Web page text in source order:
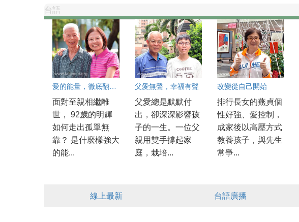
台語
面對至親相繼離
世， 92歲的明輝
如何走出孤單無
靠？ 是什麼樣強大
的能...
父愛無聲，幸福有聲
父愛總是默默付
出，卻深深影響孩
子的一生。一位父
親用雙手撐起家
庭，栽培...
改變從自己開始
排行長女的燕貞個
性好強、愛控制，
成家後以高壓方式
教養孩子，與先生
常爭...
線上最新 台語廣播